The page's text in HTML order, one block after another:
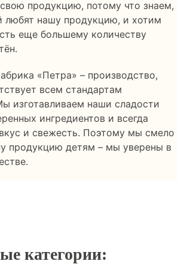
продукцию, потому что знаем,
любят нашу продукцию, и хотим
еще большему количеству
«Петра» – производство,
всем стандартам
изготавливаем наши сладости
ингредиентов и всегда
и свежесть. Поэтому мы смело
продукцию детям – мы уверены в
категории: